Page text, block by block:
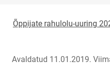
Õppijate rahulolu-uuring
Avaldatud 11.01.2019.